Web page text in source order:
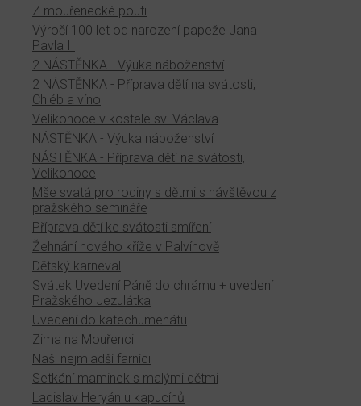
Z mouřenecké pouti
Výročí 100 let od narození papeže Jana
Pavla II
2 NÁSTĚNKA - Výuka náboženství
2 NÁSTĚNKA - Příprava dětí na svátosti,
Chléb a víno
Velikonoce v kostele sv. Václava
NÁSTĚNKA - Výuka náboženství
NÁSTĚNKA - Příprava dětí na svátosti,
Velikonoce
Mše svatá pro rodiny s dětmi s návštěvou z
pražského semináře
Příprava dětí ke svátosti smíření
Žehnání nového kříže v Palvínově
Dětský karneval
Svátek Uvedení Páně do chrámu + uvedení
Pražského Jezulátka
Uvedení do katechumenátu
Zima na Mouřenci
Naši nejmladší farníci
Setkání maminek s malými dětmi
Ladislav Heryán u kapucínů